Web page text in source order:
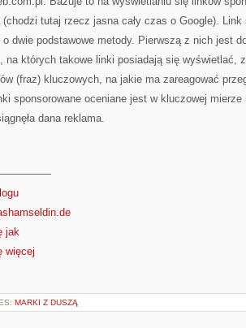
tutaj rzecz jasna cały czas o Google).
o dwie podstawowe metody. Pierwszą z nich jest
na których takowe linki posiadają się wyświetlać,
(fraz) kluczowych, na jakie ma zareagować
sponsorowane oceniane jest w kluczowej
dana reklama.
jak
więcej
MARKI Z DUSZĄ